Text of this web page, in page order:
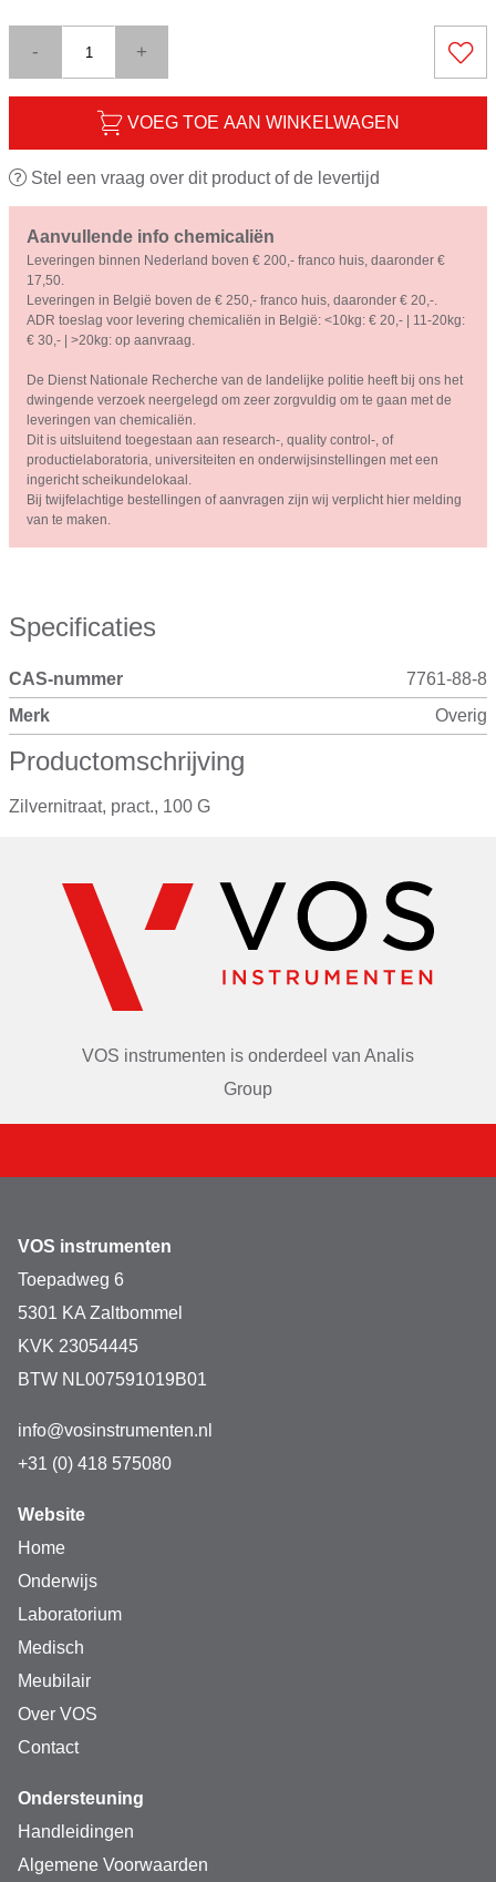
- +
VOEG TOE AAN WINKELWAGEN
Stel een vraag over dit product of de levertijd
Aanvullende info chemicaliën
Leveringen binnen Nederland boven € 200,- franco huis, daaronder €
17,50.
Leveringen in België boven de € 250,- franco huis, daaronder € 20,-.
ADR toeslag voor levering chemicaliën in België: <10kg: € 20,- | 11-20kg:
€ 30,- | >20kg: op aanvraag.
De Dienst Nationale Recherche van de landelijke politie heeft bij ons het
dwingende verzoek neergelegd om zeer zorgvuldig om te gaan met de
leveringen van chemicaliën.
Dit is uitsluitend toegestaan aan research-, quality control-, of
productielaboratoria, universiteiten en onderwijsinstellingen met een
ingericht scheikundelokaal.
Bij twijfelachtige bestellingen of aanvragen zijn wij verplicht hier melding
van te maken.
Specificaties
CAS-nummer
7761-88-8
Merk
Overig
Productomschrijving
Zilvernitraat, pract., 100 G
VOS instrumenten is onderdeel van Analis
Group
VOS instrumenten
Toepadweg 6
5301 KA Zaltbommel
KVK 23054445
BTW NL007591019B01
info@vosinstrumenten.nl
+31 (0) 418 575080
Website
Home
Onderwijs
Laboratorium
Medisch
Meubilair
Over VOS
Contact
Ondersteuning
Handleidingen
Algemene Voorwaarden